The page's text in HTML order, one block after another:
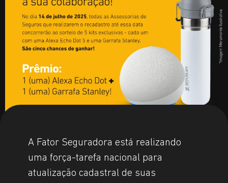
A Fator Seguradora está realizando
uma força-tarefa nacional para
atualização cadastral de suas